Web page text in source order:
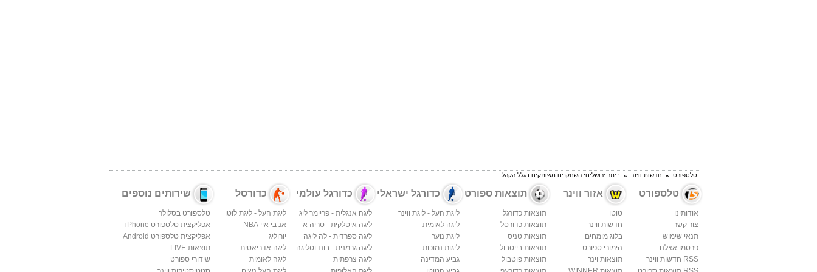
טלספורט » חדשות ווינר » ביתר ירושלים: השחקנים משותקים בגלל הקהל
טלספורט
אודותינו
צור קשר
תנאי שימוש
פרסמו אצלנו
RSS חדשות ווינר
אזור ווינר
טוטו
חדשות ווינר
בלוג מומחים
הימורי ספורט
תוצאות וינר
תוצאות ספורט
תוצאות כדורגל
תוצאות כדורסל
תוצאות טניס
תוצאות בייסבול
תוצאות פוטבול
כדורגל ישראלי
ליגת העל - ליגת ווינר
ליגה לאומית
ליגת נוער
ליגות נמוכות
גביע המדינה
כדורגל עולמי
ליגה אנגלית - פריימר ליג
ליגה איטלקית - סריה א
ליגה ספרדית - לה ליגה
ליגה גרמנית - בונדוסליגה
ליגה צרפתית
כדורסל
ליגת העל - ליגת לוטו
אנ בי איי NBA
יורוליג
ליגה אדריאטית
ליגה לאומית
שירותים נוספים
טלספורט בסלולר
אפליקצית טלספורט iPhone
אפליקצית טלספורט Android
תוצאות LIVE
שידורי ספורט